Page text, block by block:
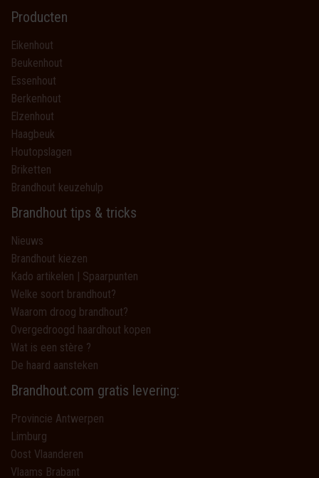
Producten
Eikenhout
Beukenhout
Essenhout
Berkenhout
Elzenhout
Haagbeuk
Houtopslagen
Briketten
Brandhout keuzehulp
Brandhout tips & tricks
Nieuws
Brandhout kiezen
Kado artikelen | Spaarpunten
Welke soort brandhout?
Waarom droog brandhout?
Overgedroogd haardhout kopen
Wat is een stère ?
De haard aansteken
Brandhout.com gratis levering:
Provincie Antwerpen
Limburg
Oost Vlaanderen
Vlaams Brabant